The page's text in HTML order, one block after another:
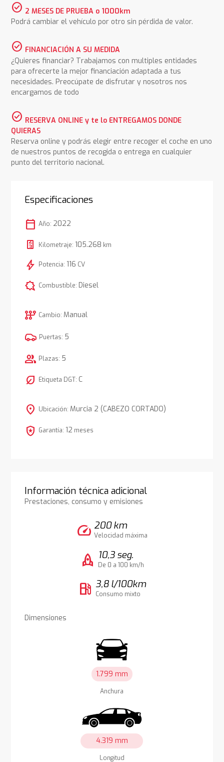
check_circle 2 MESES DE PRUEBA o 1000km
Podrá cambiar el vehículo por otro sin pérdida de valor.
check_circle FINANCIACIÓN A SU MEDIDA
¿Quieres financiar? Trabajamos con multiples entidades
para ofrecerte la mejor financiación adaptada a tus
necesidades. Preocúpate de disfrutar y nosotros nos
encargamos de todo
check_circle RESERVA ONLINE y te lo ENTREGAMOS DONDE
QUIERAS
Reserva online y podrás elegir entre recoger el coche en uno
de nuestros puntos de recogida o entrega en cualquier
punto del territorio nacional.
Especificaciones
calendar_today Año: 2022
Kilometraje: 105.268 km
bolt Potencia: 116 CV
comic_bubble Combustible: Diesel
auto_transmission Cambio: Manual
Puertas: 5
group Plazas: 5
nest_eco_leaf Etiqueta DGT: C
location_on Ubicación: Murcia 2 (CABEZO CORTADO)
local_police Garantía: 12 meses
Información técnica adicional
Prestaciones, consumo y emisiones
speed 200 km
Velocidad máxima
rocket 10,3 seg.
De 0 a 100 km/h
local_gas_station 3,8 l/100km
Consumo mixto
Dimensiones
1.799 mm
Anchura
4.319 mm
Longitud